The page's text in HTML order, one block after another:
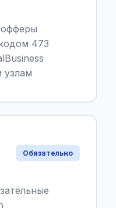
473
узлам
Обязательно